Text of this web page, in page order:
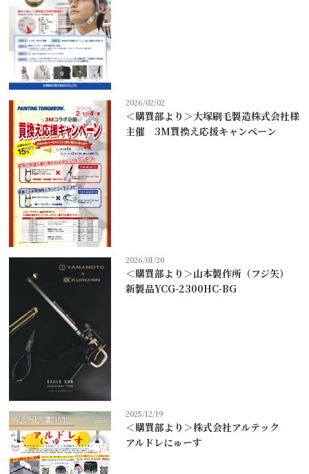
2026/02/02
＜購買部より＞大塚刷毛製造株式会社様
主催 3M買換え応援キャンペーン
2026/01/20
＜購買部より＞山本製作所（フジ矢）
新製品YCG-2300HC-BG
2025/12/19
＜購買部より＞株式会社アルテック
アルドレにゅーす